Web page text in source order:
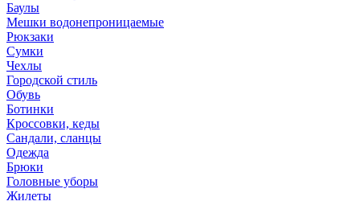
Баулы
Мешки водонепроницаемые
Рюкзаки
Сумки
Чехлы
Городской стиль
Обувь
Ботинки
Кроссовки, кеды
Сандали, сланцы
Одежда
Брюки
Головные уборы
Жилеты